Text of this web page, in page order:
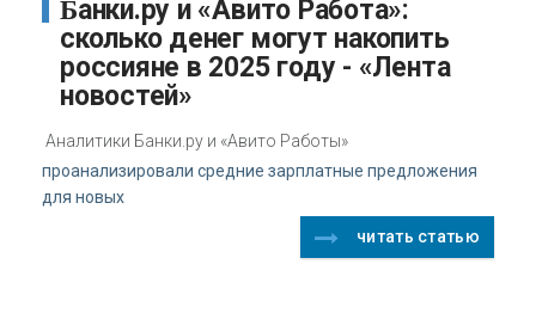
Банки.ру и «Авито Работа»:
сколько денег могут накопить
россияне в 2025 году - «Лента
новостей»
Аналитики Банки.ру и «Авито Работы»
проанализировали средние зарплатные предложения
для новых
читать статью